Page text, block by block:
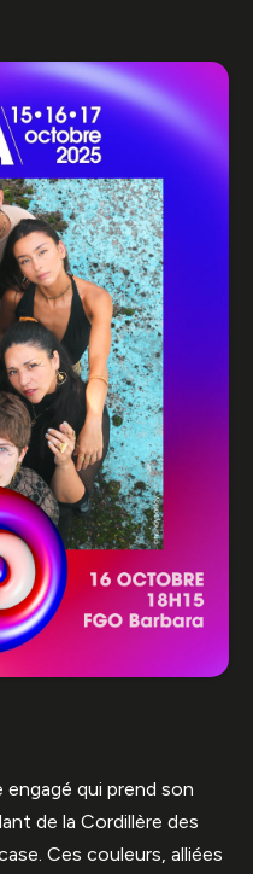
qui prend son
de la Cordillère des
Ces couleurs, alliées